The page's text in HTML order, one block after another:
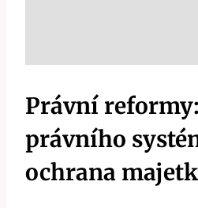
Právní
právního
ochrana